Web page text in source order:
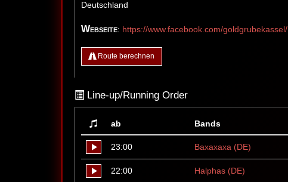
Deutschland
Webseite: https://www.facebook.com/goldgrubekassel/
Route berechnen
Line-up/Running Order
ab Bands
23:00 Baxaxaxa (DE)
22:00 Halphas (DE)